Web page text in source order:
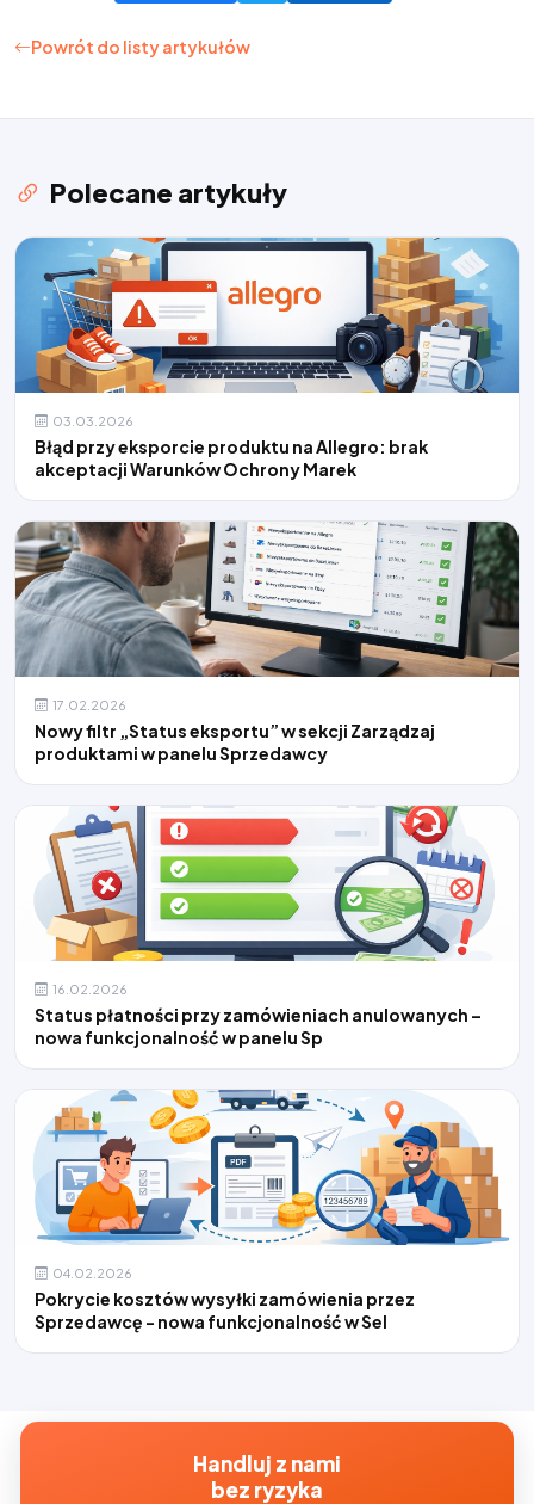
Powrót do listy artykułów
Polecane artykuły
03.03.2026
Błąd przy eksporcie produktu na Allegro: brak
akceptacji Warunków Ochrony Marek
17.02.2026
Nowy filtr „Status eksportu” w sekcji Zarządzaj
produktami w panelu Sprzedawcy
16.02.2026
Status płatności przy zamówieniach anulowanych –
nowa funkcjonalność w panelu Sp
04.02.2026
Pokrycie kosztów wysyłki zamówienia przez
Sprzedawcę - nowa funkcjonalność w Sel
Handluj z nami
bez ryzyka